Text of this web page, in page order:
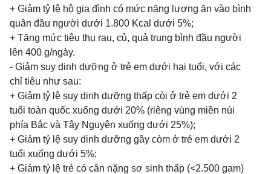
+ Giảm tỷ lệ hộ gia đình có mức năng lượng ăn vào bình
quân đầu người dưới 1.800 Kcal dưới 5%;
+ Tăng mức tiêu thụ rau, củ, quả trung bình đầu người
lên 400 g/ngày.
- Giảm suy dinh dưỡng ở trẻ em dưới hai tuổi, với các
chỉ tiêu như sau:
+ Giảm tỷ lệ suy dinh dưỡng thấp còi ở trẻ em dưới 2
tuổi toàn quốc xuống dưới 20% (riêng vùng miền núi
phía Bắc và Tây Nguyên xuống dưới 25%);
+ Giảm tỷ lệ suy dinh dưỡng gầy còm ở trẻ em dưới 2
tuổi xuống dưới 5%;
+ Giảm tỷ lệ trẻ có cân nặng sơ sinh thấp (<2.500 gam)